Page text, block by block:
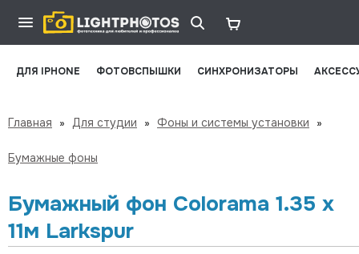
ДЛЯ IPHONE ФОТОВСПЫШКИ СИНХРОНИЗАТОРЫ
Главная » Для студии » Фоны и системы установки »
Бумажные фоны
Бумажный фон Colorama 1.35 x
11м Larkspur